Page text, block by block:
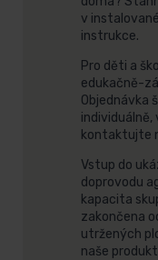
v
instrukce.
Pro děti a
edukačně-
Objednávka
individuálně,
kontaktujte
Vstup do
doprovodu
kapacita
zakončena
utržených
naše